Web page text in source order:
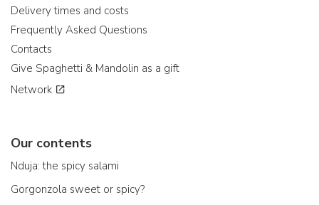
Delivery times and costs
Frequently Asked Questions
Contacts
Give Spaghetti & Mandolin as a gift
Network
Our contents
Nduja: the spicy salami
Gorgonzola sweet or spicy?